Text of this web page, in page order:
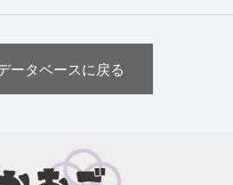
ータベースに戻る